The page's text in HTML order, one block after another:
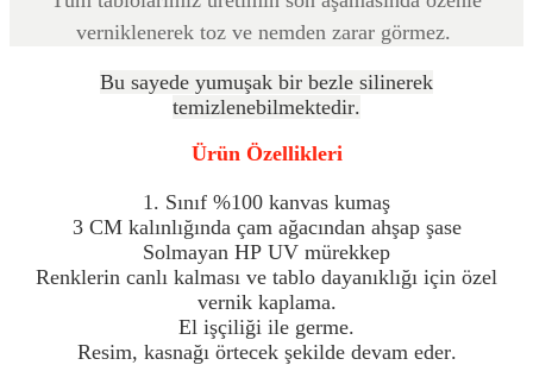
verniklenerek toz ve nemden zarar görmez.
Bu sayede yumuşak bir bezle silinerek
temizlenebilmektedir.
Ürün Özellikleri
1. Sınıf %100 kanvas kumaş
3 CM kalınlığında çam ağacından ahşap şase
Solmayan HP UV mürekkep
Renklerin canlı kalması ve tablo dayanıklığı için özel
vernik kaplama.
El işçiliği ile germe.
Resim, kasnağı örtecek şekilde devam eder.